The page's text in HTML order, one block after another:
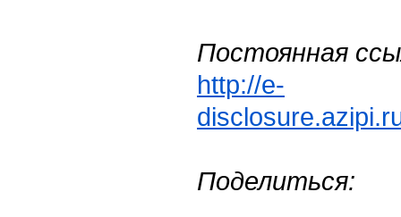
Постоянная
http://e-
Поделиться: